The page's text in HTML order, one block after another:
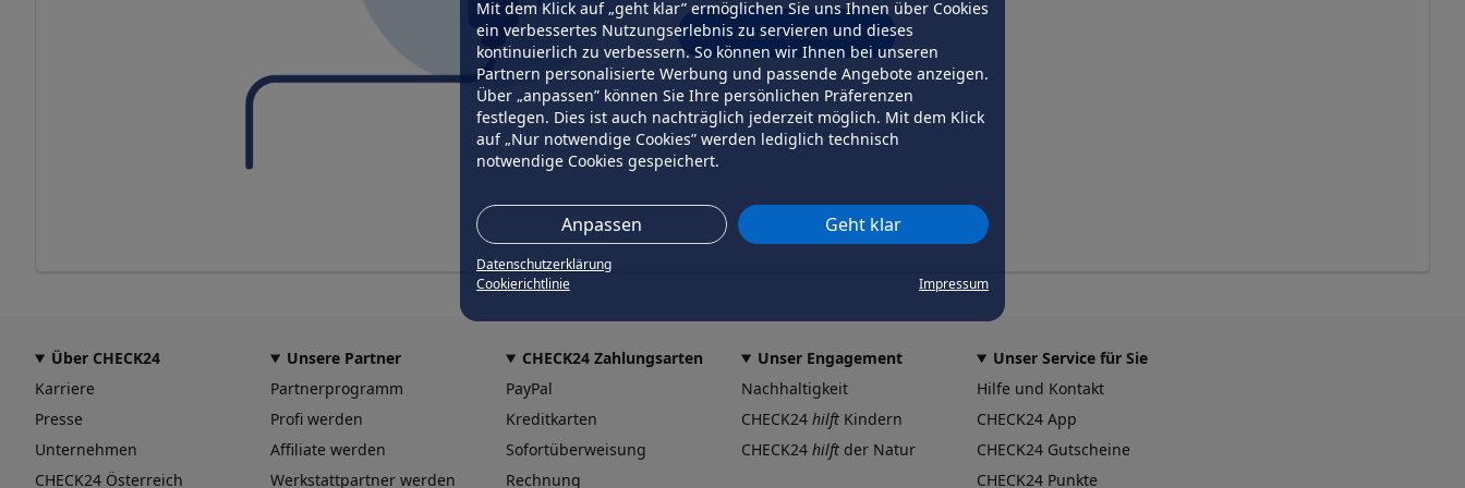
Mit dem Klick auf „geht klar” ermöglichen Sie uns Ihnen über Cookies
ein verbessertes Nutzungserlebnis zu servieren und dieses
kontinuierlich zu verbessern. So können wir Ihnen bei unseren
Partnern personalisierte Werbung und passende Angebote anzeigen.
Über „anpassen” können Sie Ihre persönlichen Präferenzen
festlegen. Dies ist auch nachträglich jederzeit möglich. Mit dem Klick
auf „Nur notwendige Cookies” werden lediglich technisch
notwendige Cookies gespeichert.
Anpassen Geht klar
Datenschutzerklärung
Cookierichtlinie
Impressum
erneut versuchen
Über CHECK24
Karriere
Presse
Unternehmen
CHECK24 Österreich
Unsere Partner
Partnerprogramm
Profi werden
Affiliate werden
Werkstattpartner werden
CHECK24 Zahlungsarten
PayPal
Kreditkarten
Sofortüberweisung
Rechnung
Unser Engagement
Nachhaltigkeit
CHECK24 hilft Kindern
CHECK24 hilft der Natur
Unser Service für Sie
Hilfe und Kontakt
CHECK24 App
CHECK24 Gutscheine
CHECK24 Punkte